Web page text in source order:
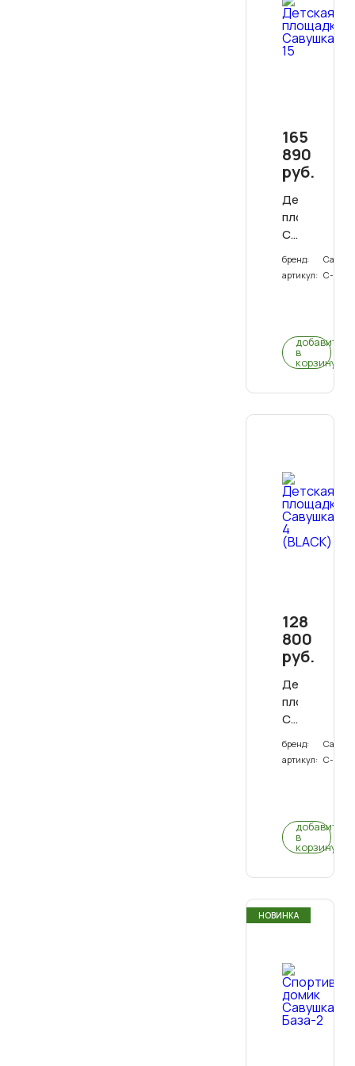
165
890
руб.
Детская
площадка
Савушка
15
бренд:
артикул: С-15
добавить
в
корзину
128
800
руб.
Детская
площадка
Савушка
4
(BLACK)
бренд:
артикул: С-04(В)
добавить
в
корзину
НОВИНКА